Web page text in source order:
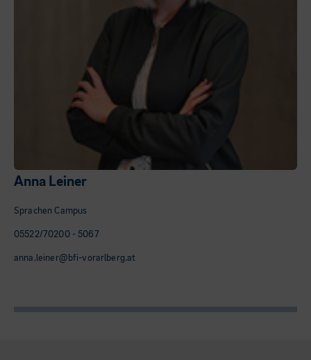
Anna Leiner
Sprachen Campus
05522/70200 - 5067
anna.leiner@bfi-vorarlberg.at